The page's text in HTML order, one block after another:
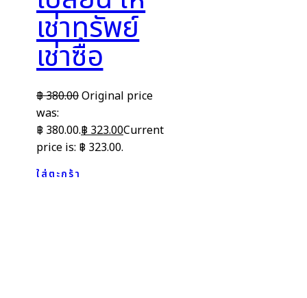
เช่าทรัพย์
เช่าซื้อ
฿380.00Original price
was:
฿ 380.00.฿323.00Current
price is: ฿ 323.00.
ใส่ตะกร้า